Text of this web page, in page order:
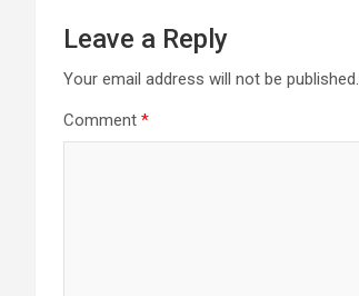
Leave a Reply
Your email address will not be published.
Comment *